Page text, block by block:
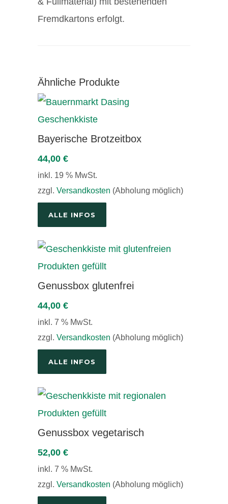
Fremdkartons erfolgt.
Ähnliche Produkte
Bayerische Brotzeitbox
44,00 €
inkl. 19 % MwSt.
zzgl. Versandkosten (Abholung möglich)
ALLE INFOS
Genussbox glutenfrei
44,00 €
inkl. 7 % MwSt.
zzgl. Versandkosten (Abholung möglich)
ALLE INFOS
Genussbox vegetarisch
52,00 €
inkl. 7 % MwSt.
zzgl. Versandkosten (Abholung möglich)